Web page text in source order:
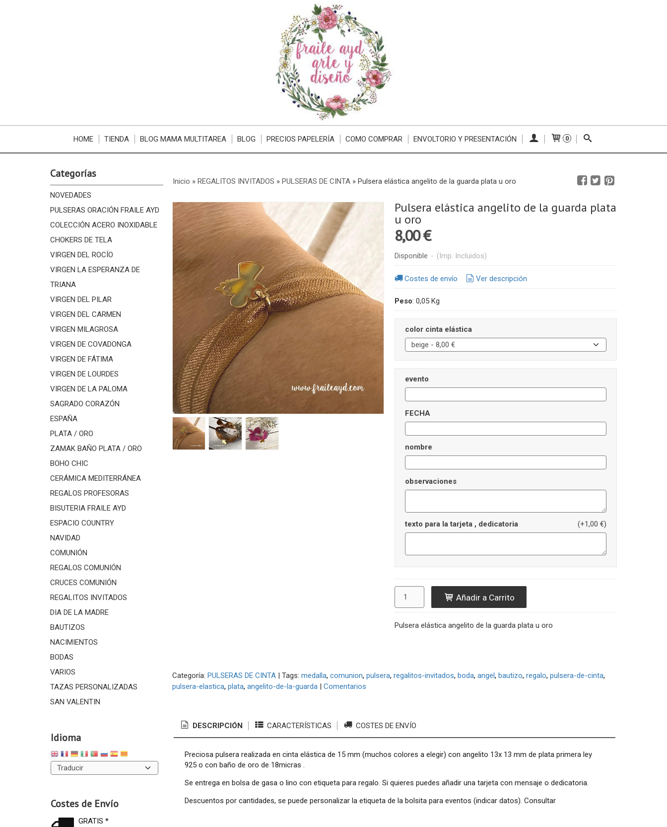
HOME TIENDA BLOG MAMA MULTITAREA BLOG PRECIOS PAPELERÍA COMO COMPRAR ENVOLTORIO Y PRESENTACIÓN 0
Categorías
NOVEDADES
PULSERAS ORACIÓN FRAILE AYD
COLECCIÓN ACERO INOXIDABLE
CHOKERS DE TELA
VIRGEN DEL ROCÍO
VIRGEN LA ESPERANZA DE
TRIANA
VIRGEN DEL PILAR
VIRGEN DEL CARMEN
VIRGEN MILAGROSA
VIRGEN DE COVADONGA
VIRGEN DE FÁTIMA
VIRGEN DE LOURDES
VIRGEN DE LA PALOMA
SAGRADO CORAZÓN
ESPAÑA
PLATA / ORO
ZAMAK BAÑO PLATA / ORO
BOHO CHIC
CERÁMICA MEDITERRÁNEA
REGALOS PROFESORAS
BISUTERIA FRAILE AYD
ESPACIO COUNTRY
NAVIDAD
COMUNIÓN
REGALOS COMUNIÓN
CRUCES COMUNIÓN
REGALITOS INVITADOS
DIA DE LA MADRE
BAUTIZOS
NACIMIENTOS
BODAS
VARIOS
TAZAS PERSONALIZADAS
SAN VALENTIN
Idioma
Costes de Envío
GRATIS *
Inicio » REGALITOS INVITADOS » PULSERAS DE CINTA» Pulsera elástica angelito de la guarda plata u oro
Pulsera elástica angelito de la guarda plata
u oro
8,00 €
Disponible - (Imp. Incluidos)
Costes de envío Ver descripción
Peso: 0,05 Kg
color cinta elástica
evento
FECHA
nombre
observaciones
texto para la tarjeta , dedicatoria (+1,00 €)
Añadir a Carrito
Pulsera elástica angelito de la guarda plata u oro
Categoría: PULSERAS DE CINTA| Tags: medalla comunion pulsera regalitos-invitados boda angel bautizo regalo pulsera-de-cinta
pulsera-elastica plata angelito-de-la-guarda | Comentarios
DESCRIPCIÓN CARACTERÍSTICAS COSTES DE ENVÍO
Preciosa pulsera realizada en cinta elástica de 15 mm (muchos colores a elegir) con angelito 13x 13 mm de plata primera ley
925 o con baño de oro de 18micras .
Se entrega en bolsa de gasa o lino con etiqueta para regalo. Si quieres puedes añadir una tarjeta con mensaje o dedicatoria.
Descuentos por cantidades, se puede personalizar la etiqueta de la bolsita para eventos (indicar datos). Consultar